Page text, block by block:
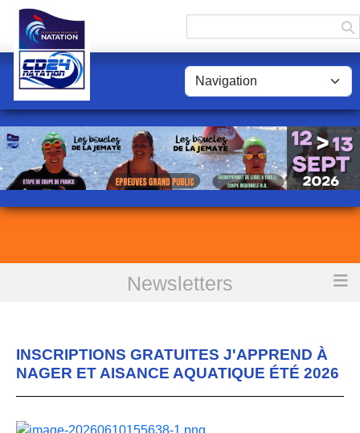
Newsletters
Newsletters
INSCRIPTIONS GRATUITES J'APPREND À
NAGER ET AISANCE AQUATIQUE ÉTÉ 2026
Panneau de gestion des cookies